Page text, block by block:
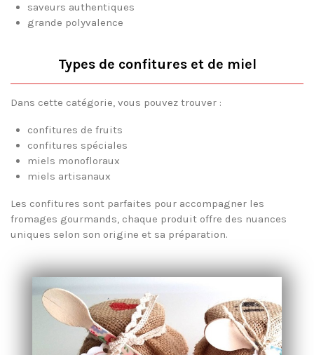
saveurs authentiques
grande polyvalence
Types de confitures et de miel
Dans cette catégorie, vous pouvez trouver :
confitures de fruits
confitures spéciales
miels monofloraux
miels artisanaux
Les confitures sont parfaites pour accompagner les
fromages gourmands, chaque produit offre des nuances
uniques selon son origine et sa préparation.